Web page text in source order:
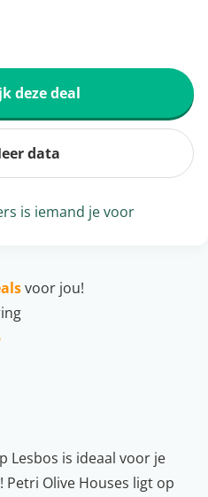
Lesbos is ideaal voor je
Petri Olive Houses ligt op
deze deal
data
is iemand je voor
voor jou!